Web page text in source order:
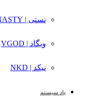
نستی | NASTY
ویگاد | VGOD
نیکد | NKD
پاد سیستم